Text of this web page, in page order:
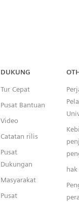
DUKUNG
Tur Cepat
Pusat Bantuan
Video
Catatan rilis
Pusat
Dukungan
Masyarakat
Pusat